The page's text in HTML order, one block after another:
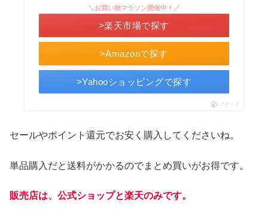
>Amazonで探す
＼お買い物マラソン開催中！／
>楽天市場で探す
>Yahooショッピングで探す
ポチップ
セールやポイント還元でお安く購入してくださいね。
単品購入だと送料がかかるのでまとめ買いがお得です。
販売店は、公式ショップと楽天のみです。